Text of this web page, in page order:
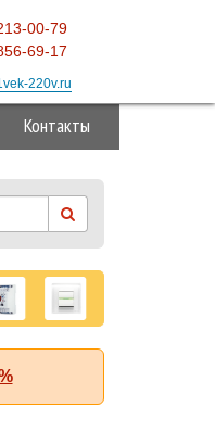
Контакты
00-79
69-17
220v.ru